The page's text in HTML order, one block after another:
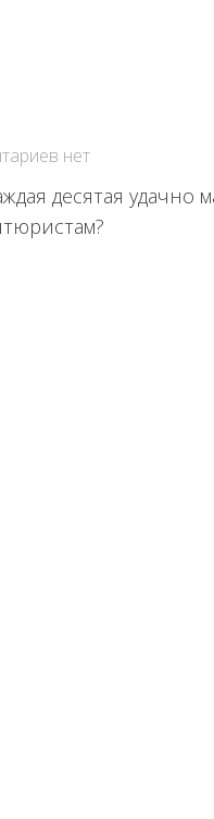
нет
десятая удачно